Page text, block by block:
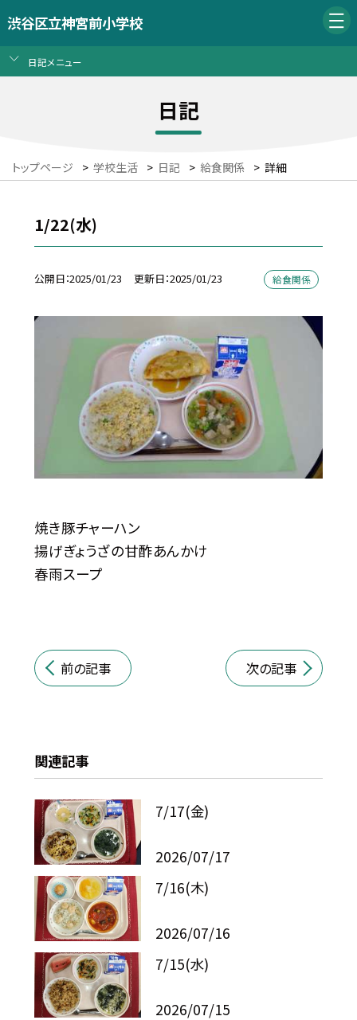
渋谷区立神宮前小学校
日記メニュー
日記
トップページ > 学校生活 > 日記 > 給食関係 > 詳細
1/22(水)
公開日 2025/01/23 更新日 2025/01/23 給食関係
焼き豚チャーハン
揚げぎょうざの甘酢あんかけ
春雨スープ
前の記事 次の記事
関連記事
7/17(金)
2026/07/17
7/16(木)
2026/07/16
7/15(水)
2026/07/15